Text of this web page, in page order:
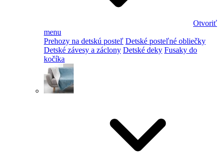
Otvoriť
menu
Prehozy na detskú posteľ Detské posteľné obliečky
Detské závesy a záclony Detské deky Fusaky do
kočíka